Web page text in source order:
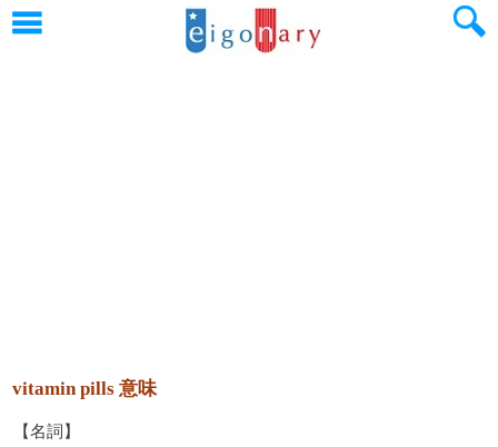
vitamin pills 意味
【名詞】